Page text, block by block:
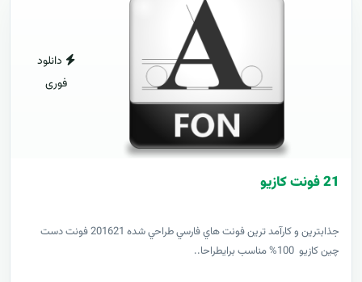
دانلود
فوری
21 فونت کازيو
جذابترين و کارآمد ترين فونت هاي فارسي طراحي شده 201621 فونت دست
چين کازيو 100% مناسب برايطراحا..